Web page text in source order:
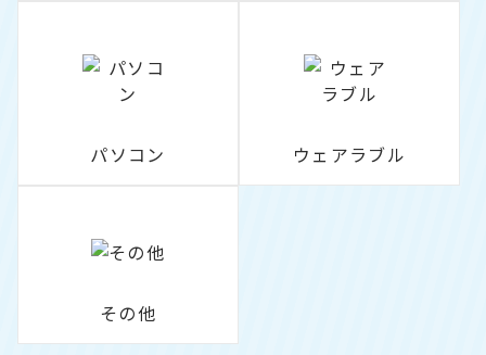
パソコン ウェアラブル
その他